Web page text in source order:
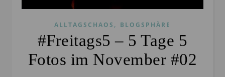
ALLTAGSCHAOS , BLOGSPHÄRE
#Freitags5 – 5 Tage 5
Fotos im November #02